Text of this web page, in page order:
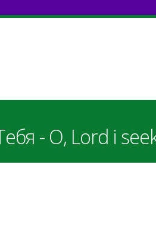
- O, Lord i